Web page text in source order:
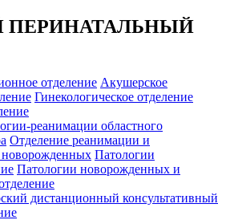
ПЕРИНАТАЛЬНЫЙ
отделение Акушерское
Гинекологическое отделение
реанимации областного
Отделение реанимации и
новорожденных Патологии
Патологии новорожденных и
дистанционный консультативный